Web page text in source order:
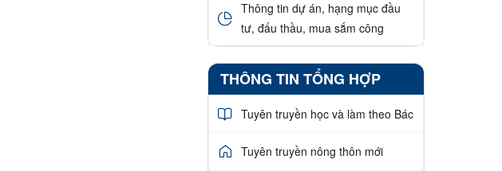
Thông tin dự án, hạng mục đầu
tư, đấu thầu, mua sắm công
THÔNG TIN TỔNG HỢP
Tuyên truyền học và làm theo Bác
Tuyên truyền nông thôn mới